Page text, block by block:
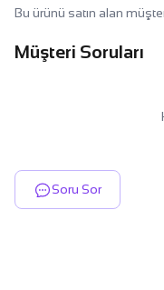
Bu ürünü satın alan
Müşteri Soruları
Soru Sor